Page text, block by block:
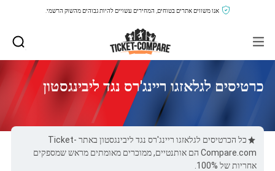
אנו משווים אתרים בטוחים, המחירים עשויים להיות גבוהים מהשוק הרשמי.
כרטיסים לגלאזגו ריינג'רס נגד ליבינגסטון
כל הכרטיסים לגלאזגו ריינג'רס נגד ליבינגסטון באתר Ticket-
Compare.com הם אותנטיים, ממוכרים מאומתים מראש שמספקים
אחריות של 100%.